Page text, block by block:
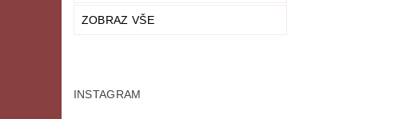
ZOBRAZ VŠE
INSTAGRAM